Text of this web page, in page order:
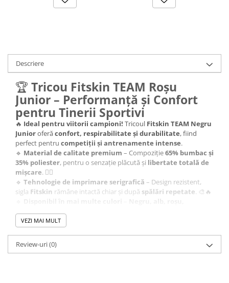
Descriere
🏆 Tricou Fitskin TEAM Roșu
Junior – Performanță și Confort
pentru Tinerii Sportivi
🔥 Ideal pentru viitorii campioni! Tricoul Fitskin TEAM Negru
Junioroferăconfort, respirabilitate și durabilitate, fiind
perfect pentru competiții și antrenamente intense.
🔹 Material de calitate premium – Compoziție65% bumbac și
35% poliester, pentru o senzație plăcută și libertate totală de
mișcare. 🏋️‍♂️
🔹 Tehnologie de imprimare serigrafică – Design rezistent,
sigla Fitskin rămâne intactă chiar și după spălări repetate. 🎨🔥
🔹Fit sportiv și respirabil
transpirației, menținând corpul uscat și confortabil. 💦
🔹
Versatil și confortabil
competiții și purtare zilnică
VEZI MAI MULT
Review-uri(0)